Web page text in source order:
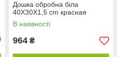
Дошка обробна біла
40X30X1,5 cm красная
В наявності
964 ₴